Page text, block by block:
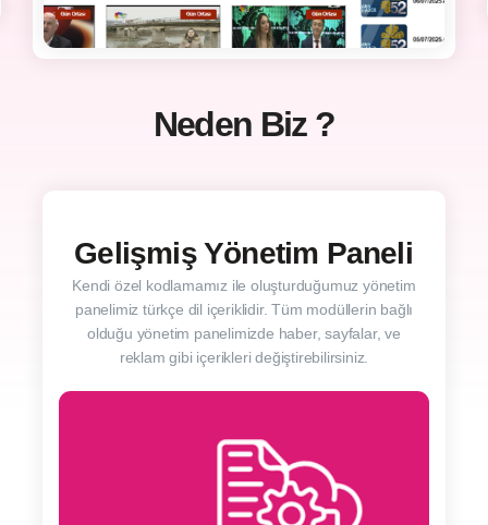
Neden Biz ?
Gelişmiş Yönetim Paneli
Kendi özel kodlamamız ile oluşturduğumuz yönetim
panelimiz türkçe dil içeriklidir. Tüm modüllerin bağlı
olduğu yönetim panelimizde haber, sayfalar, ve
reklam gibi içerikleri değiştirebilirsiniz.